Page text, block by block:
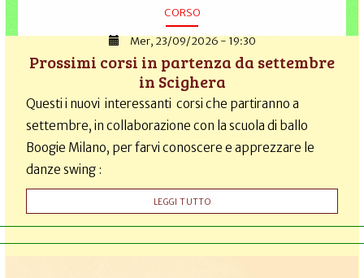
CORSO
Mer, 23/09/2026 - 19:30
Prossimi corsi in partenza da settembre
in Scighera
Questi i nuovi interessanti corsi che partiranno a
settembre, in collaborazione con la scuola di ballo
Boogie Milano, per farvi conoscere e apprezzare le
danze swing :
LEGGI TUTTO